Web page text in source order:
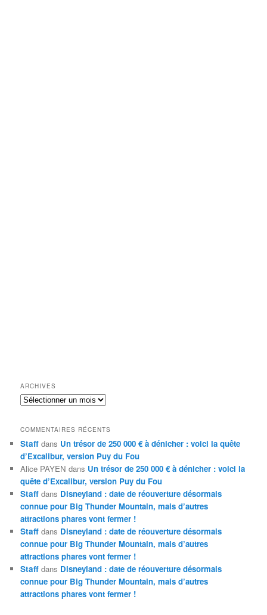
ARCHIVES
Archives
COMMENTAIRES RÉCENTS
Staff dans Un trésor de 250 000 € à dénicher : voici la quête
d’Excalibur, version Puy du Fou
Alice PAYEN dans Un trésor de 250 000 € à dénicher : voici la
quête d’Excalibur, version Puy du Fou
Staff dans Disneyland : date de réouverture désormais
connue pour Big Thunder Mountain, mais d’autres
attractions phares vont fermer !
Staff dans Disneyland : date de réouverture désormais
connue pour Big Thunder Mountain, mais d’autres
attractions phares vont fermer !
Staff dans Disneyland : date de réouverture désormais
connue pour Big Thunder Mountain, mais d’autres
attractions phares vont fermer !